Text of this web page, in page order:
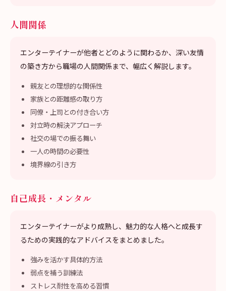
人間関係
エンターテイナーが他者とどのように関わるか、深い友情
の築き方から職場の人間関係まで、幅広く解説します。
親友との理想的な関係性
家族との距離感の取り方
同僚・上司との付き合い方
対立時の解決アプローチ
社交の場での振る舞い
一人の時間の必要性
境界線の引き方
自己成長・メンタル
エンターテイナーがより成熟し、魅力的な人格へと成長す
るための実践的なアドバイスをまとめました。
強みを活かす具体的方法
弱点を補う訓練法
ストレス耐性を高める習慣